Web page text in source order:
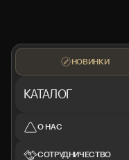
НОВИНКИ
КАТАЛОГ
О НАС
СОТРУДНИЧЕСТВО